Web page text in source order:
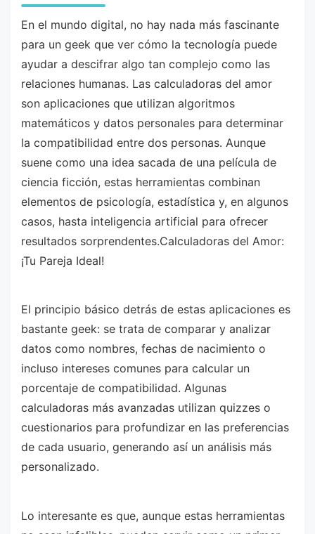
En el mundo digital, no hay nada más fascinante
para un geek que ver cómo la tecnología puede
ayudar a descifrar algo tan complejo como las
relaciones humanas. Las calculadoras del amor
son aplicaciones que utilizan algoritmos
matemáticos y datos personales para determinar
la compatibilidad entre dos personas. Aunque
suene como una idea sacada de una película de
ciencia ficción, estas herramientas combinan
elementos de psicología, estadística y, en algunos
casos, hasta inteligencia artificial para ofrecer
resultados sorprendentes.Calculadoras del Amor:
¡Tu Pareja Ideal!
El principio básico detrás de estas aplicaciones es
bastante geek: se trata de comparar y analizar
datos como nombres, fechas de nacimiento o
incluso intereses comunes para calcular un
porcentaje de compatibilidad. Algunas
calculadoras más avanzadas utilizan quizzes o
cuestionarios para profundizar en las preferencias
de cada usuario, generando así un análisis más
personalizado.
Lo interesante es que, aunque estas herramientas